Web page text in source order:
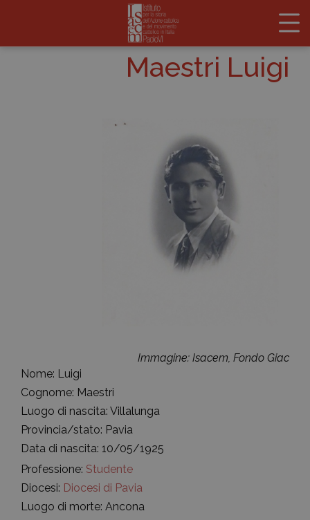
Maestri Luigi
Immagine: Isacem, Fondo Giac
Nome: Luigi
Cognome: Maestri
Luogo di nascita: Villalunga
Provincia/stato: Pavia
Data di nascita: 10/05/1925
Professione: Studente
Diocesi: Diocesi di Pavia
Luogo di morte: Ancona